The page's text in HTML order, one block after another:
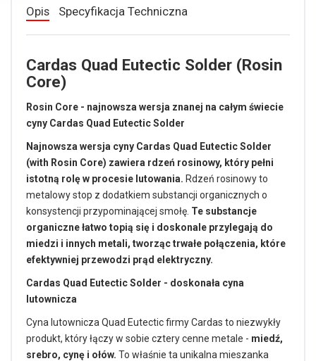
Opis Specyfikacja Techniczna
Cardas Quad Eutectic Solder (Rosin
Core)
Rosin Core - najnowsza wersja znanej na całym świecie
cyny Cardas Quad Eutectic Solder
Najnowsza wersja cyny Cardas Quad Eutectic Solder
(with Rosin Core) zawiera rdzeń rosinowy, który pełni
istotną rolę w procesie lutowania. Rdzeń rosinowy to
metalowy stop z dodatkiem substancji organicznych o
konsystencji przypominającej smołę. Te substancje
organiczne łatwo topią się i doskonale przylegają do
miedzi i innych metali, tworząc trwałe połączenia, które
efektywniej przewodzi prąd elektryczny.
Cardas Quad Eutectic Solder - doskonała cyna
lutownicza
Cyna lutownicza Quad Eutectic firmy Cardas to niezwykły
produkt, który łączy w sobie cztery cenne metale - miedź,
srebro, cynę i ołów. To właśnie ta unikalna mieszanka